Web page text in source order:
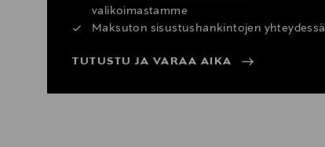
valikoimastamme
Maksuton sisustushankintojen yhteydessä
TUTUSTU JA VARAA AIKA